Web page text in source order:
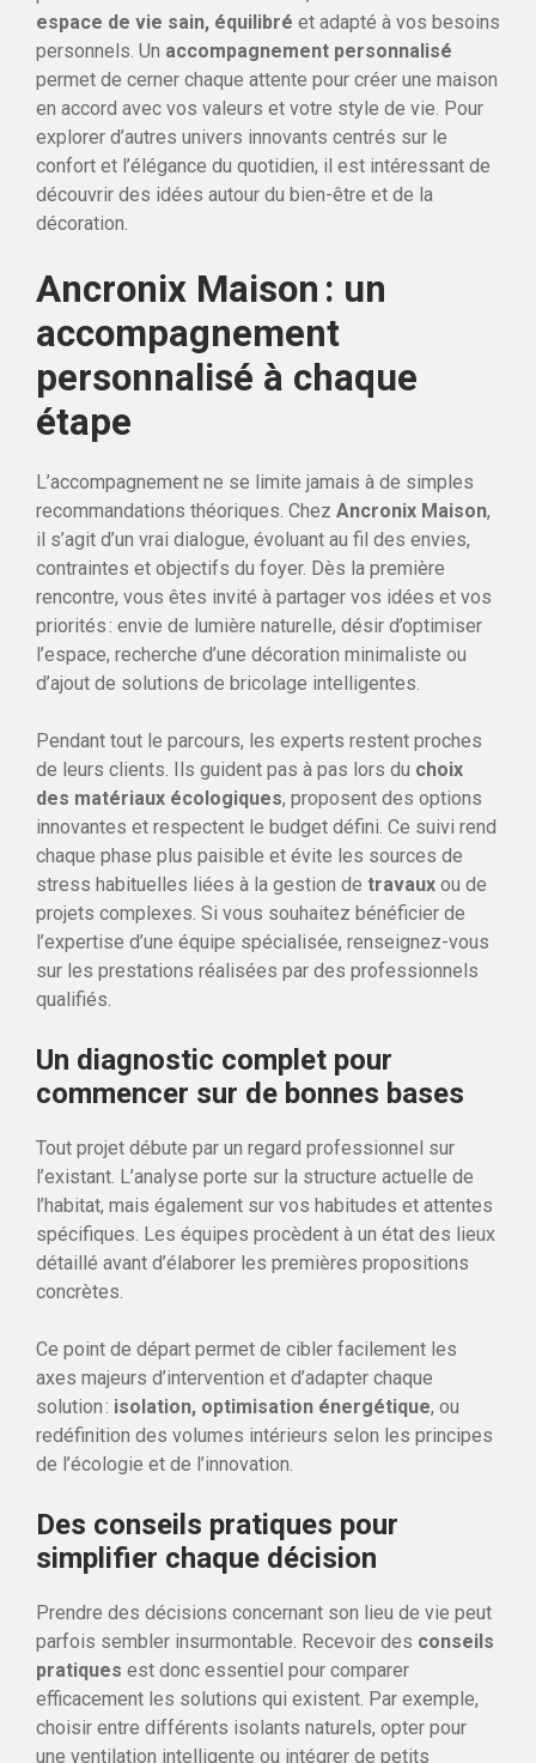
espace de vie sain, équilibré et adapté à vos besoins
personnels. Un accompagnement personnalisé
permet de cerner chaque attente pour créer une maison
en accord avec vos valeurs et votre style de vie. Pour
explorer d’autres univers innovants centrés sur le
confort et l’élégance du quotidien, il est intéressant de
découvrir des idées autour du bien-être et de la
décoration.
Ancronix Maison : un
accompagnement
personnalisé à chaque
étape
L’accompagnement ne se limite jamais à de simples
recommandations théoriques. Chez Ancronix Maison,
il s’agit d’un vrai dialogue, évoluant au fil des envies,
contraintes et objectifs du foyer. Dès la première
rencontre, vous êtes invité à partager vos idées et vos
priorités : envie de lumière naturelle, désir d’optimiser
l’espace, recherche d’une décoration minimaliste ou
d’ajout de solutions de bricolage intelligentes.
Pendant tout le parcours, les experts restent proches
de leurs clients. Ils guident pas à pas lors du choix
des matériaux écologiques, proposent des options
innovantes et respectent le budget défini. Ce suivi rend
chaque phase plus paisible et évite les sources de
stress habituelles liées à la gestion de travaux ou de
projets complexes. Si vous souhaitez bénéficier de
l’expertise d’une équipe spécialisée, renseignez-vous
sur les prestations réalisées par des professionnels
qualifiés.
Un diagnostic complet pour
commencer sur de bonnes bases
Tout projet débute par un regard professionnel sur
l’existant. L’analyse porte sur la structure actuelle de
l’habitat, mais également sur vos habitudes et attentes
spécifiques. Les équipes procèdent à un état des lieux
détaillé avant d’élaborer les premières propositions
concrètes.
Ce point de départ permet de cibler facilement les
axes majeurs d’intervention et d’adapter chaque
solution : isolation, optimisation énergétique, ou
redéfinition des volumes intérieurs selon les principes
de l’écologie et de l’innovation.
Des conseils pratiques pour
simplifier chaque décision
Prendre des décisions concernant son lieu de vie peut
parfois sembler insurmontable. Recevoir des conseils
pratiques est donc essentiel pour comparer
efficacement les solutions qui existent. Par exemple,
choisir entre différents isolants naturels, opter pour
une ventilation intelligente ou intégrer de petits